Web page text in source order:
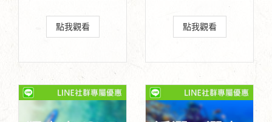
點我觀看 點我觀看